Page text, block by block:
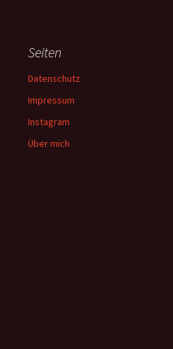
Seiten
Datenschutz
Impressum
Instagram
Über mich